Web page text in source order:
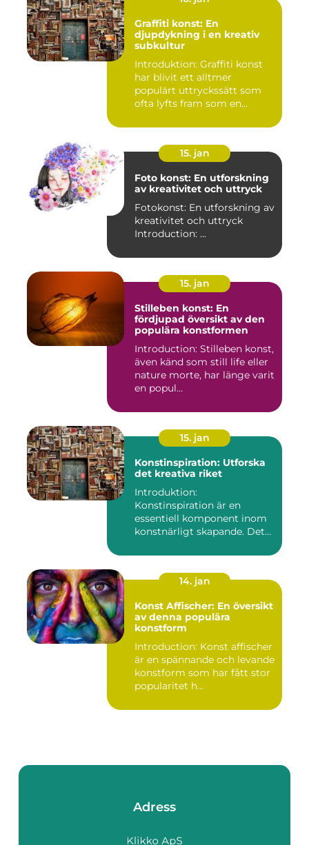
Graffiti konst: En
djupdykning i en kreativ
subkultur
Introduktion: Graffiti konst
har blivit ett alltmer
populärt uttryckssätt som
ofta lyfts fram som en...
15. jan
Foto konst: En utforskning
av kreativitet och uttryck
Fotokonst: En utforskning av
kreativitet och uttryck
Introduction: ...
15. jan
Stilleben konst: En
fördjupad översikt av den
populära konstformen
Introduction: Stilleben konst,
även känd som still life eller
nature morte, har länge varit
en popul...
15. jan
Konstinspiration: Utforska
det kreativa riket
Introduktion:
Konstinspiration är en
essentiell komponent inom
konstnärligt skapande. Det
14. jan
Konst Affischer: En översikt
av denna populära
konstform
Introduction: Konst affischer
är en spännande och levande
konstform som har fått stor
popularitet h...
Adress